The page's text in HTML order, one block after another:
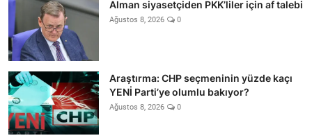
Alman siyasetçiden PKK’liler için af talebi
Ağustos 8, 2026 0
Araştırma: CHP seçmeninin yüzde kaçı
YENİ Parti’ye olumlu bakıyor?
Ağustos 8, 2026 0